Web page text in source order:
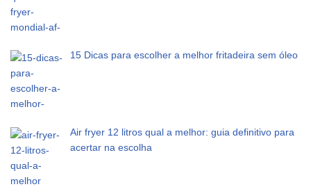
15 Dicas para escolher a melhor fritadeira sem óleo
Air fryer 12 litros qual a melhor: guia definitivo para
acertar na escolha